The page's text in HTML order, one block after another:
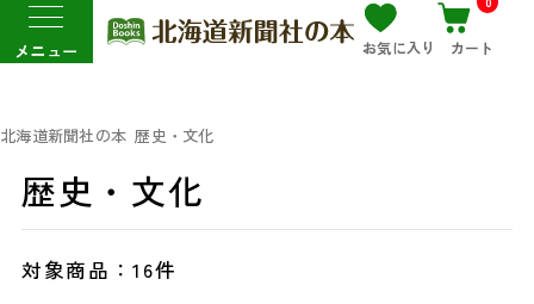
メニュー お気に入り カート
北海道新聞社の本 歴史・文化
歴史・文化
対象商品：16件